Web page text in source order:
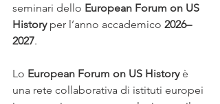
seminari dello European Forum on US
History per l’anno accademico 2026–
2027.
Lo European Forum on US History è
una rete collaborativa di istituti europei